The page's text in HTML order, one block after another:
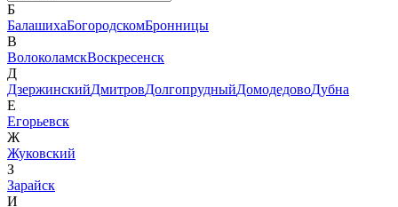
Б
БалашихаБогородскомБронницы
В
ВолоколамскВоскресенск
Д
ДзержинскийДмитровДолгопрудныйДомодедовоДубна
Е
Егорьевск
Ж
Жуковский
З
Зарайск
И